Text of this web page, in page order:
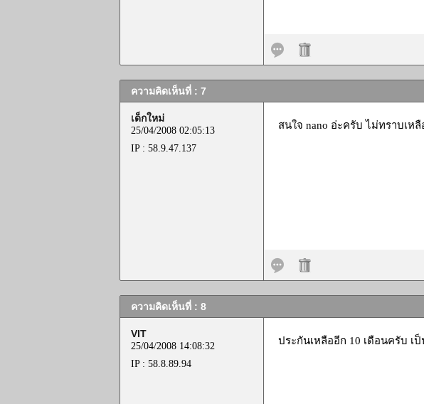
ความคิดเห็นที่ : 7
เด็กใหม่
25/04/2008 02:05:13
IP : 58.9.47.137
สนใจ nano อ่ะครับ ไม่ทราบเห
ความคิดเห็นที่ : 8
VIT
25/04/2008 14:08:32
IP : 58.8.89.94
ประกันเหลืออีก 10 เดือนครับ เ